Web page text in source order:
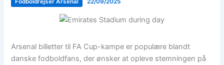
Fodboldrejser Arsenal 22/09/2025
Arsenal billetter til FA Cup-kampe er populære blandt
danske fodboldfans, der ønsker at opleve stemningen på